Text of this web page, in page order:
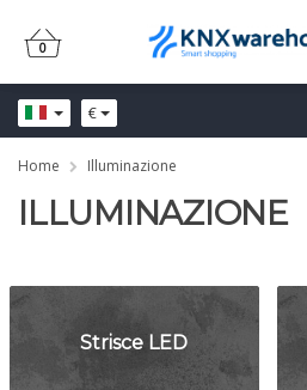
€
0
0
Home Illuminazione
ILLUMINAZIONE
Strisce LED